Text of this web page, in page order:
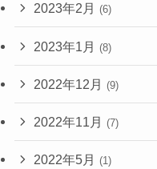
2023年2月 (6)
2023年1月 (8)
2022年12月 (9)
2022年11月 (7)
2022年5月 (1)